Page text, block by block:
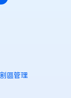
區管理